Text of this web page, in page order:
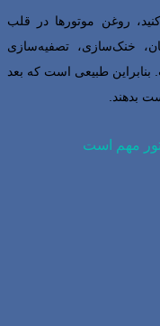
روغن موتورها در قلب
خنک‌سازی، تصفیه‌سازی
طبیعی است که بعد
بدهند.